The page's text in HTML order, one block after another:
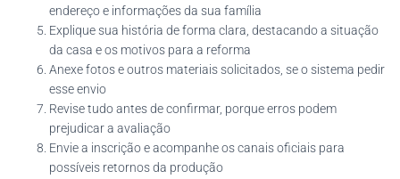
endereço e informações da sua família
Explique sua história de forma clara, destacando a situação
da casa e os motivos para a reforma
Anexe fotos e outros materiais solicitados, se o sistema pedir
esse envio
Revise tudo antes de confirmar, porque erros podem
prejudicar a avaliação
Envie a inscrição e acompanhe os canais oficiais para
possíveis retornos da produção